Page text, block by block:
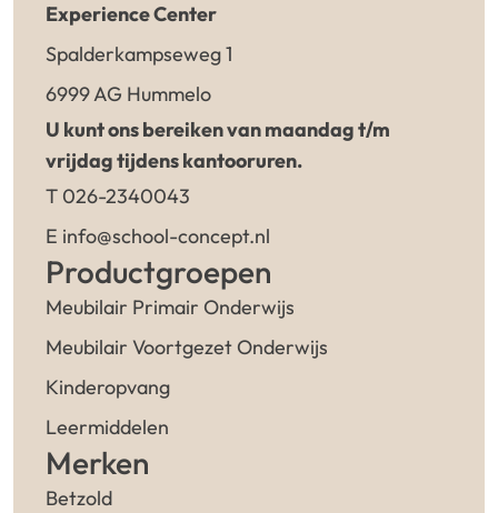
Experience Center
Spalderkampseweg 1
6999 AG Hummelo
U kunt ons bereiken van maandag t/m
vrijdag tijdens kantooruren.
T 026-2340043
E info@school-concept.nl
Productgroepen
Meubilair Primair Onderwijs
Meubilair Voortgezet Onderwijs
Kinderopvang
Leermiddelen
Merken
Betzold